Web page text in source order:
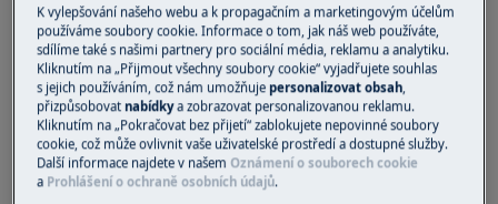
dospělí.
Před jakoukoliv údržbou vypněte přívod vody k
přístroji. Vždy vyprázdněte přístroj od veškeré
vody. Jakákoli údržba by měla být prováděna s
přístrojem postaveným vzpřímeně. Zbývající
voda by mohla poškodit elektroniku, pokud je
přístroj položen na kteroukoliv ze svých stran.
K vylepšování našeho webu a k propagačním a marketingovým účelům
používáme soubory cookie. Informace o tom, jak náš web používáte,
sdílíme také s našimi partnery pro sociální média, reklamu a analytiku.
Kliknutím na „Přijmout všechny soubory cookie“ vyjadřujete souhlas
s jejich používáním, což nám umožňujepersonalizovat obsah,
přizpůsobovatnabídkya zobrazovat personalizovanou reklamu.
Kliknutím na „Pokračovat bez přijetí“ zablokujete nepovinné soubory
cookie, což může ovlivnit vaše uživatelské prostředí a dostupné služby.
Další informace najdete v našem Oznámení o souborech cookie
a Prohlášení o ochraně osobních údajů.